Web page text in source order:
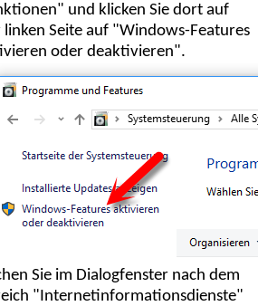
und klicken Sie dort auf
linken Seite auf "Windows-Features
oder deaktivieren".
Sie im Dialogfenster nach dem
"Internetinformationsdienste"